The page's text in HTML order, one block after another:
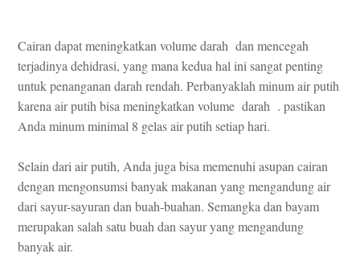
Cairan dapat meningkatkan volume darah dan mencegah
terjadinya dehidrasi, yang mana kedua hal ini sangat penting
untuk penanganan darah rendah. Perbanyaklah minum air putih
karena air putih bisa meningkatkan volume darah . pastikan
Anda minum minimal 8 gelas air putih setiap hari.
Selain dari air putih, Anda juga bisa memenuhi asupan cairan
dengan mengonsumsi banyak makanan yang mengandung air
dari sayur-sayuran dan buah-buahan. Semangka dan bayam
merupakan salah satu buah dan sayur yang mengandung
banyak air.